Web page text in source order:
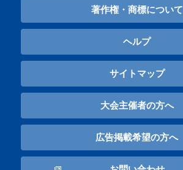
著作権・商標について
ヘルプ
サイトマップ
大会主催者の方へ
広告掲載希望の方へ